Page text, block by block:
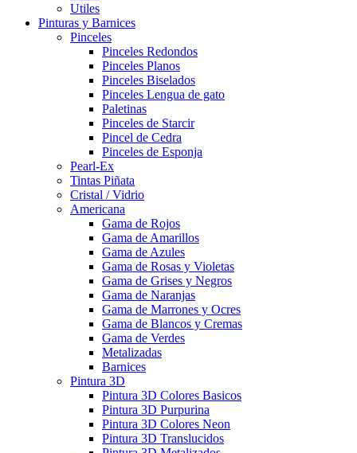
Utiles
Pinturas y Barnices
Pinceles
Pinceles Redondos
Pinceles Planos
Pinceles Biselados
Pinceles Lengua de gato
Paletinas
Pinceles de Starcir
Pincel de Cedra
Pinceles de Esponja
Pearl-Ex
Tintas Piñata
Cristal / Vidrio
Americana
Gama de Rojos
Gama de Amarillos
Gama de Azules
Gama de Rosas y Violetas
Gama de Grises y Negros
Gama de Naranjas
Gama de Marrones y Ocres
Gama de Blancos y Cremas
Gama de Verdes
Metalizadas
Barnices
Pintura 3D
Pintura 3D Colores Basicos
Pintura 3D Purpurina
Pintura 3D Colores Neon
Pintura 3D Translucidos